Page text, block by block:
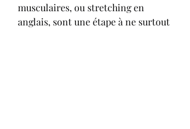
musculaires, ou stretching en
anglais, sont une étape à ne surtout